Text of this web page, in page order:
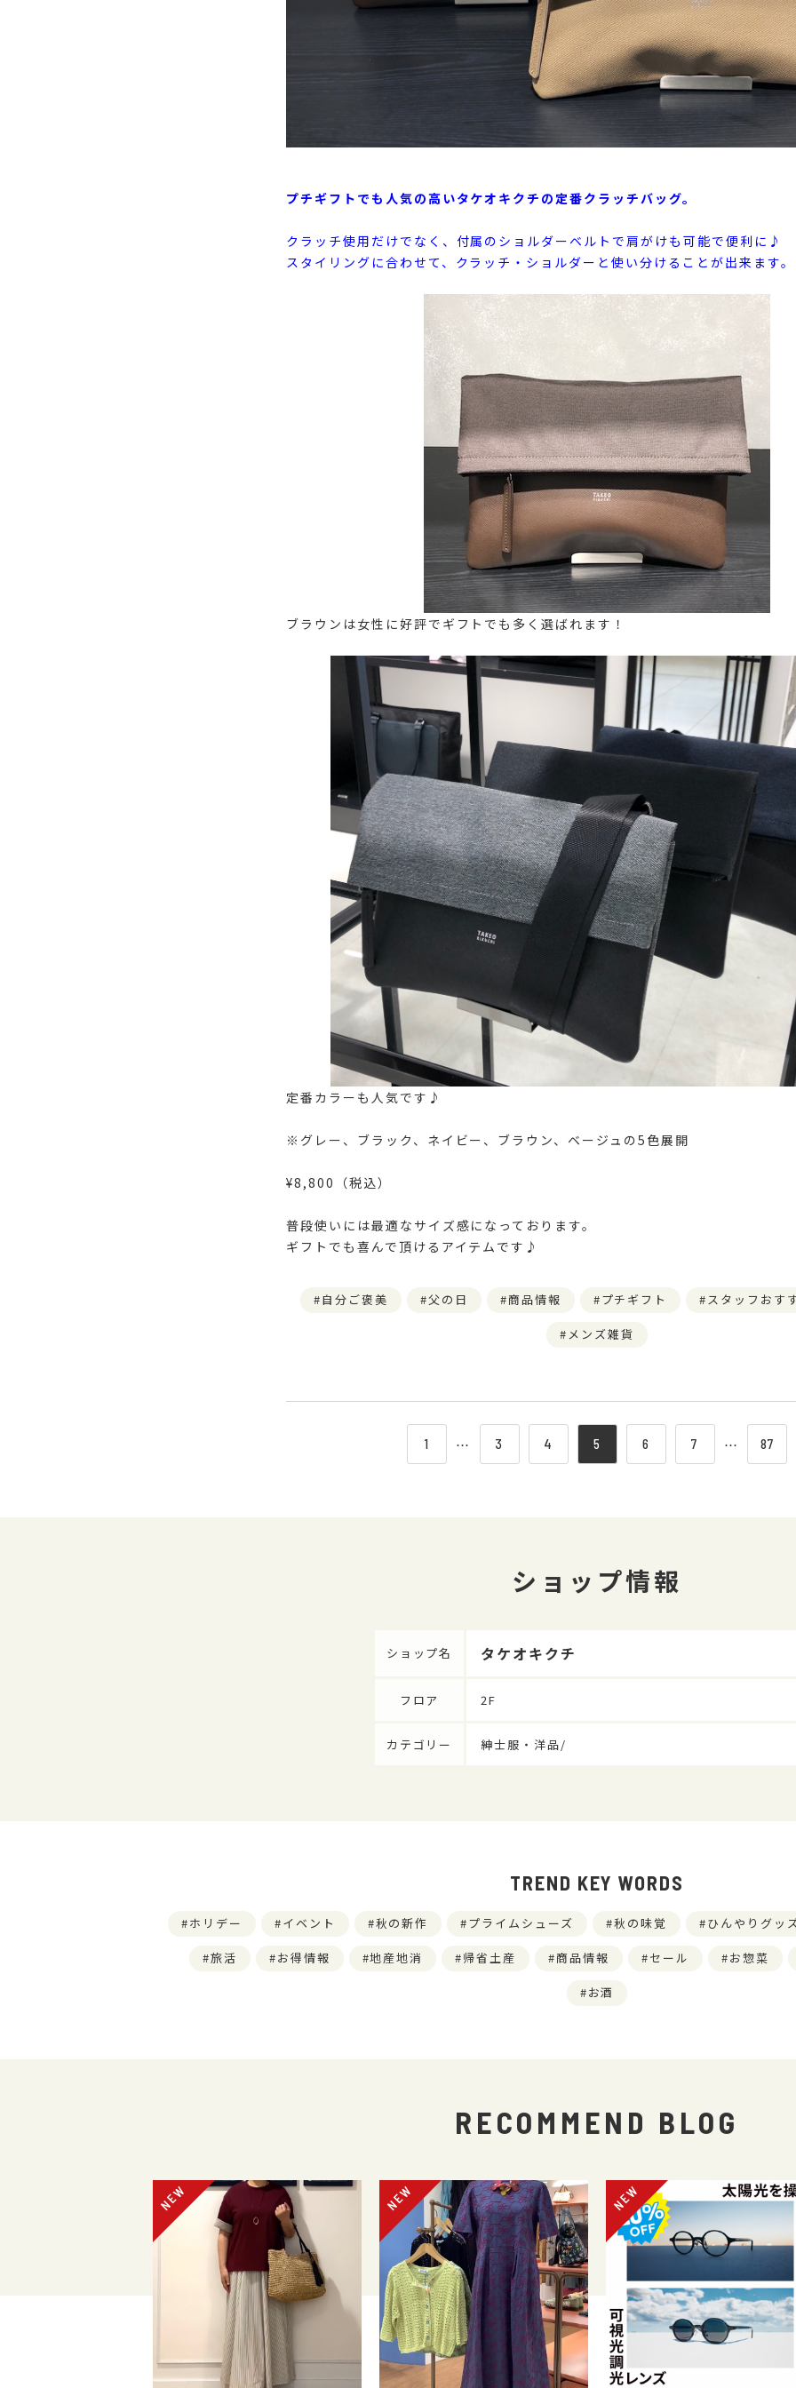
プチギフトでも人気の高いタケオキクチの定番クラッチバッグ。
クラッチ使用だけでなく、付属のショルダーベルトで肩がけも可能で便利に♪
スタイリングに合わせて、クラッチ・ショルダーと使い分けることが出来ます。
ブラウンは女性に好評でギフトでも多く選ばれます！
定番カラーも人気です♪
※グレー、ブラック、ネイビー、ブラウン、ベージュの5色展開
¥8,800（税込）
普段使いには最適なサイズ感になっております。
ギフトでも喜んで頂けるアイテムです♪
自分ご褒美 父の日 商品情報 プチギフト スタッフおす
メンズ雑貨
1 ⋯ 3 4 5 6 7 ⋯ 87
ショップ情報
ショップ名 タケオキクチ
フロア 2F
カテゴリー 紳士服・洋品/
TREND KEY WORDS
ホリデー イベント 秋の新作 プライムシューズ 秋の味覚 ひんやりグッ
旅活 お得情報 地産地消 帰省土産 商品情報 セール お惣菜
お酒
RECOMMEND BLOG